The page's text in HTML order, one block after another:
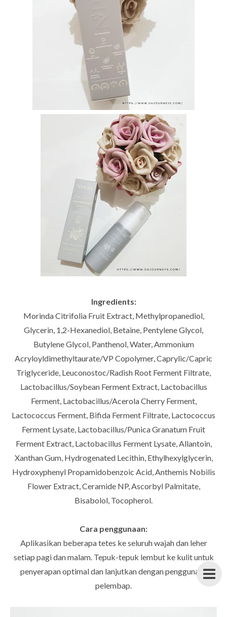
Ingredients:
Morinda Citrifolia Fruit Extract, Methylpropanediol,
Glycerin, 1,2-Hexanediol, Betaine, Pentylene Glycol,
Butylene Glycol, Panthenol, Water, Ammonium
Acryloyldimethyltaurate/VP Copolymer, Caprylic/Capric
Triglyceride, Leuconostoc/Radish Root Ferment Filtrate,
Lactobacillus/Soybean Ferment Extract, Lactobacillus
Ferment, Lactobacillus/Acerola Cherry Ferment,
Lactococcus Ferment, Bifida Ferment Filtrate, Lactococcus
Ferment Lysate, Lactobacillus/Punica Granatum Fruit
Ferment Extract, Lactobacillus Ferment Lysate, Allantoin,
Xanthan Gum, Hydrogenated Lecithin, Ethylhexylglycerin,
Hydroxyphenyl Propamidobenzoic Acid, Anthemis Nobilis
Flower Extract, Ceramide NP, Ascorbyl Palmitate,
Bisabolol, Tocopherol.
Cara penggunaan:
Aplikasikan beberapa tetes ke seluruh wajah dan leher
setiap pagi dan malam. Tepuk-tepuk lembut ke kulit untuk
penyerapan optimal dan lanjutkan dengan penggunaan
pelembap.